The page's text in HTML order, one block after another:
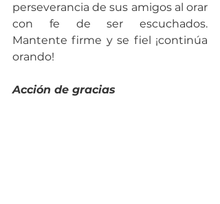
perseverancia de sus amigos al orar
con fe de ser escuchados.
Mantente firme y se fiel ¡continúa
orando!
Acción de gracias